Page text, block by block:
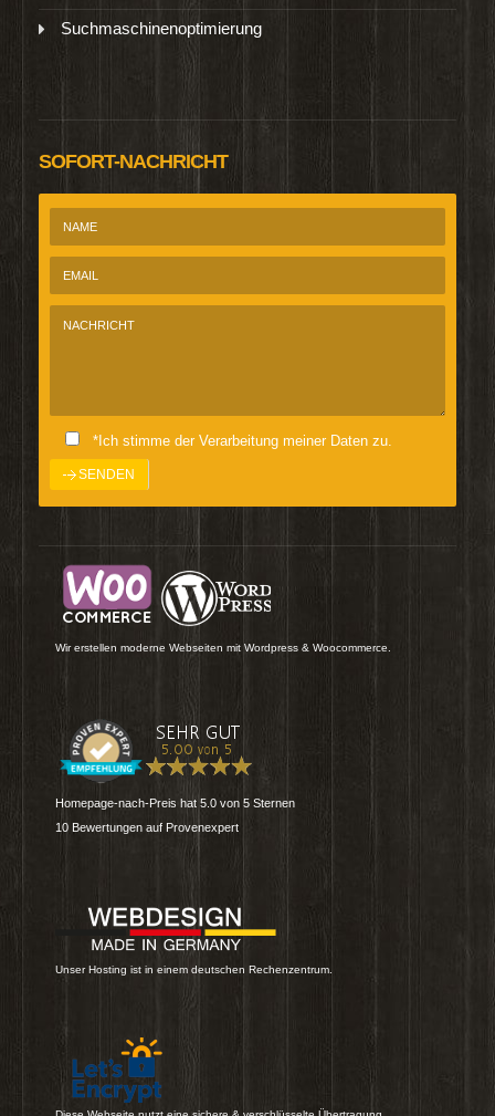
Suchmaschinenoptimierung
SOFORT-NACHRICHT
*Ich stimme der Verarbeitung meiner Daten zu.
Wir erstellen moderne Webseiten mit Wordpress & Woocommerce.
Homepage-nach-Preis hat 5.0 von 5 Sternen
10 Bewertungen auf Provenexpert
Unser Hosting ist in einem deutschen Rechenzentrum.